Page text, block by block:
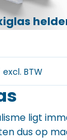
excl. BTW
ligt
dus op